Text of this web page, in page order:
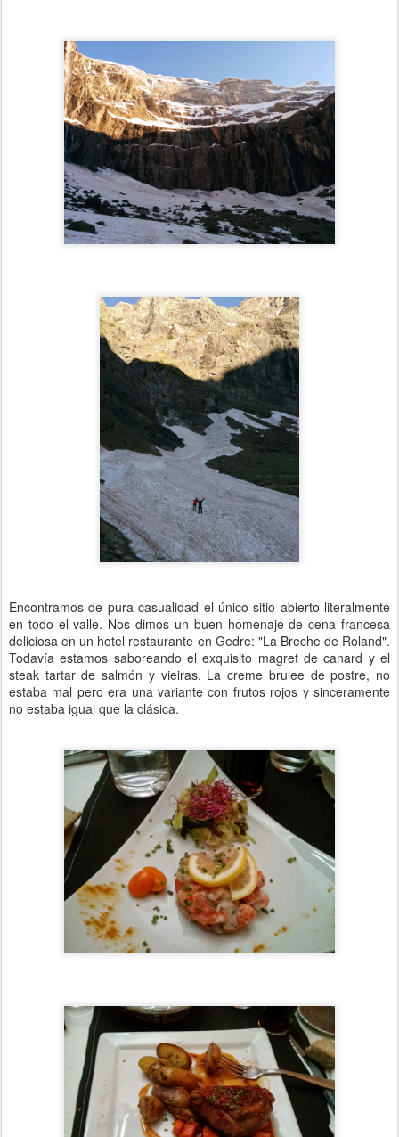
Encontramos de pura casualidad el único sitio abierto literalmente
en todo el valle. Nos dimos un buen homenaje de cena francesa
deliciosa en un hotel restaurante en Gedre: "La Breche de Roland".
Todavía estamos saboreando el exquisito magret de canard y el
steak tartar de salmón y vieiras. La creme brulee de postre, no
estaba mal pero era una variante con frutos rojos y sinceramente
no estaba igual que la clásica.